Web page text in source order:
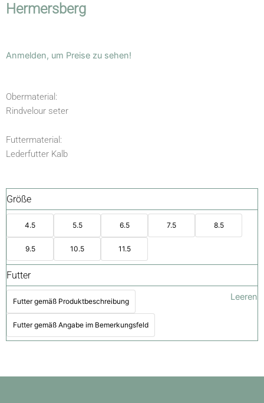
Hermersberg
Anmelden, um Preise zu sehen!
Obermaterial:
Rindvelour seter
Futtermaterial:
Lederfutter Kalb
Größe
4.5 5.5 6.5 7.5 8.5
9.5 10.5 11.5
Futter
Futter gemäß Produktbeschreibung
Futter gemäß Angabe im Bemerkungsfeld
Leeren